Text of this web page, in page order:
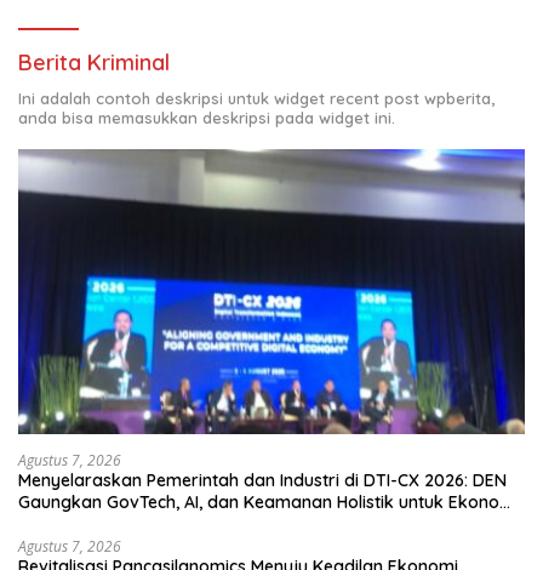
Berita Kriminal
Ini adalah contoh deskripsi untuk widget recent post wpberita,
anda bisa memasukkan deskripsi pada widget ini.
Agustus 7, 2026
Menyelaraskan Pemerintah dan Industri di DTI-CX 2026: DEN
Gaungkan GovTech, AI, dan Keamanan Holistik untuk Ekonomi
Agustus 7, 2026